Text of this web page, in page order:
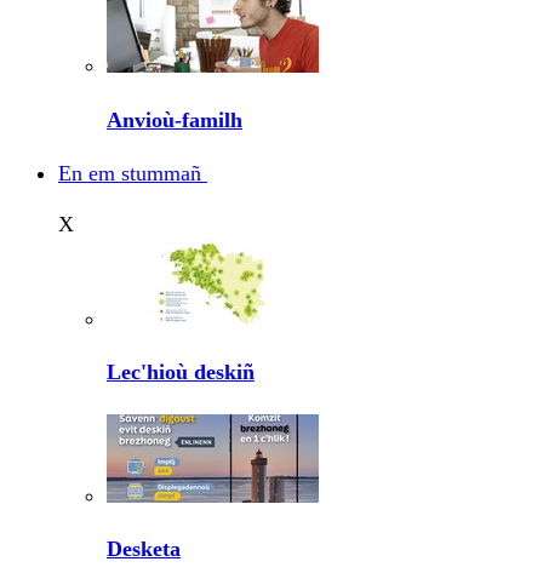
Anvioù-familh
En em stummañ
X
Lec'hioù deskiñ
Desketa